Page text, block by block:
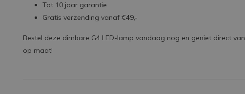
Tot 10 jaar garantie
Gratis verzending vanaf €49,-
Bestel deze dimbare G4 LED-lamp vandaag nog en geniet direct
op maat!